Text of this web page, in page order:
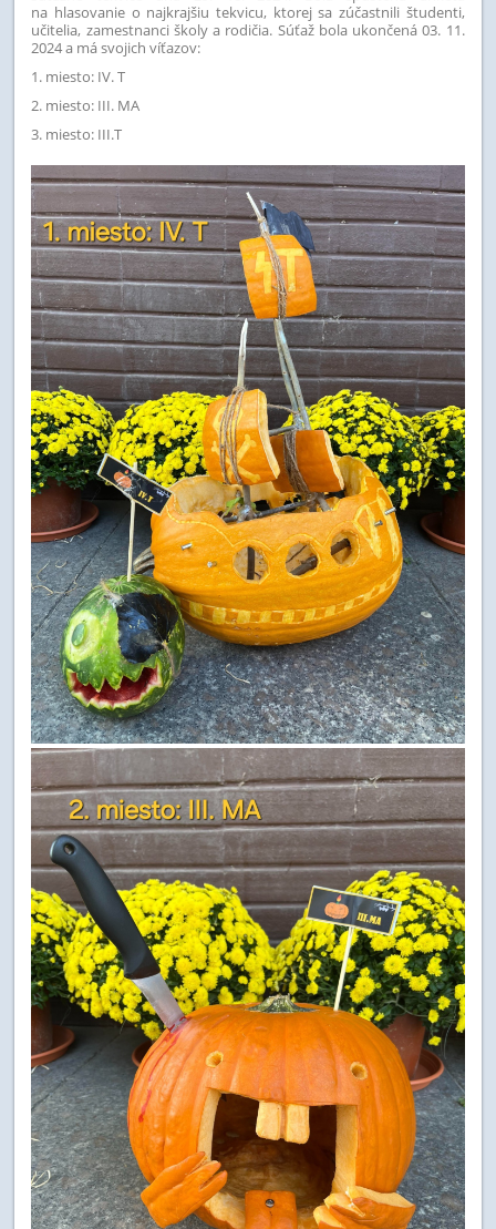
na hlasovanie o najkrajšiu tekvicu, ktorej sa zúčastnili študenti,
učitelia, zamestnanci školy a rodičia. Súťaž bola ukončená 03. 11.
2024 a má svojich víťazov:
1. miesto: IV. T
2. miesto: III. MA
3. miesto: III.T